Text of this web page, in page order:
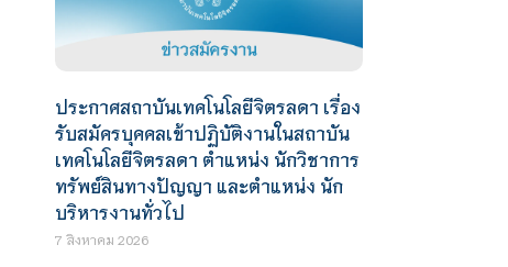
ประกาศสถาบันเทคโนโลยีจิตรลดา เรื่อง
รับสมัครบุคคลเข้าปฏิบัติงานในสถาบัน
เทคโนโลยีจิตรลดา ตำแหน่ง นักวิชาการ
ทรัพย์สินทางปัญญา และตำแหน่ง นัก
บริหารงานทั่วไป
7 สิงหาคม 2026